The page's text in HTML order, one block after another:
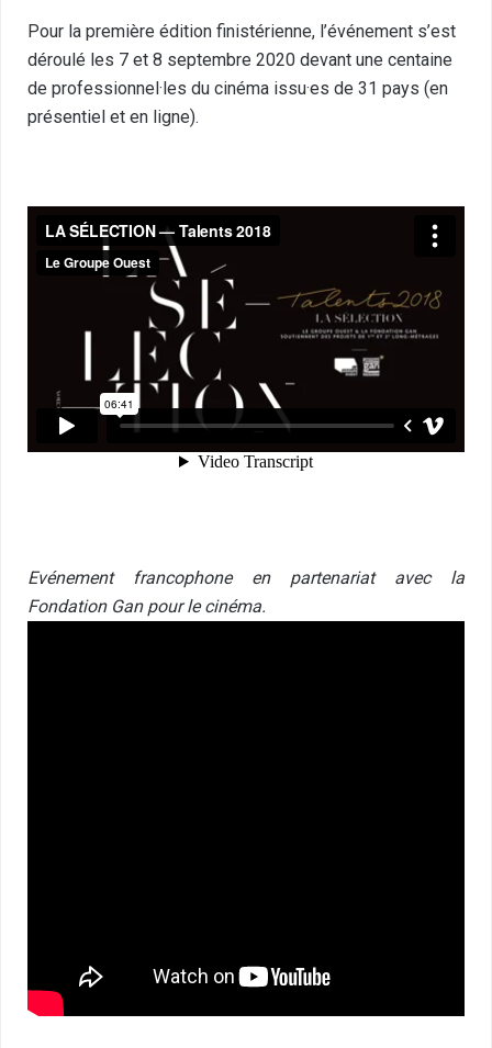
Pour la première édition finistérienne, l’événement s’est
déroulé les 7 et 8 septembre 2020 devant une centaine
de professionnel·les du cinéma issu·es de 31 pays (en
présentiel et en ligne).
Evénement francophone en partenariat avec la
Fondation Gan pour le cinéma.